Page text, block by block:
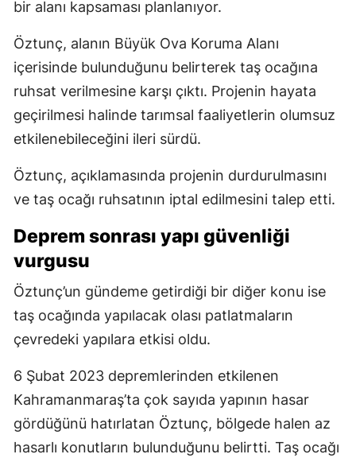
bir alanı kapsaması planlanıyor.
Öztunç, alanın Büyük Ova Koruma Alanı
içerisinde bulunduğunu belirterek taş ocağına
ruhsat verilmesine karşı çıktı. Projenin hayata
geçirilmesi halinde tarımsal faaliyetlerin olumsuz
etkilenebileceğini ileri sürdü.
Öztunç, açıklamasında projenin durdurulmasını
ve taş ocağı ruhsatının iptal edilmesini talep etti.
Deprem sonrası yapı güvenliği
vurgusu
Öztunç’un gündeme getirdiği bir diğer konu ise
taş ocağında yapılacak olası patlatmaların
çevredeki yapılara etkisi oldu.
6 Şubat 2023 depremlerinden etkilenen
Kahramanmaraş’ta çok sayıda yapının hasar
gördüğünü hatırlatan Öztunç, bölgede halen az
hasarlı konutların bulunduğunu belirtti. Taş ocağı